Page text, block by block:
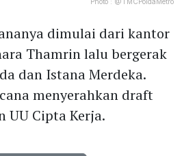
Photo : @TMCPoldaMetro
dimulai dari kantor
Thamrin lalu bergerak
dan Istana Merdeka.
menyerahkan draft
UU Cipta Kerja.